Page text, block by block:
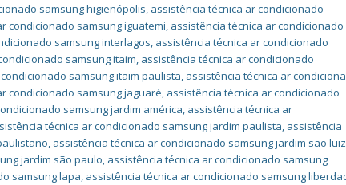
samsung higienópolis, assistência técnica ar condicionado
condicionado samsung iguatemi, assistência técnica ar condicionado
samsung interlagos, assistência técnica ar condicionado
samsung itaim, assistência técnica ar condicionado
samsung itaim paulista, assistência técnica ar
condicionado samsung jaguaré, assistência técnica ar condicionado
samsung jardim américa, assistência técnica ar
técnica ar condicionado samsung jardim paulista, assistência
, assistência técnica ar condicionado samsung jardim são luiz
jardim são paulo, assistência técnica ar condicionado samsung
samsung lapa, assistência técnica ar condicionado samsung